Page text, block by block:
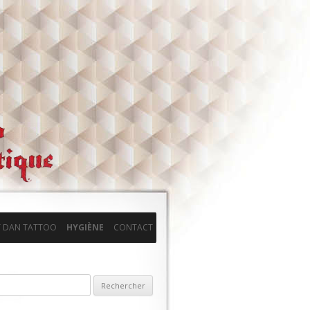
DAN TATTOO HYGIÈNE CONTACT